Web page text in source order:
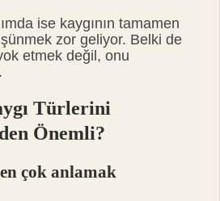
ise kaygının tamamen
zor geliyor. Belki de
etmek değil, onu
Türlerini
Önemli?
çok anlamak